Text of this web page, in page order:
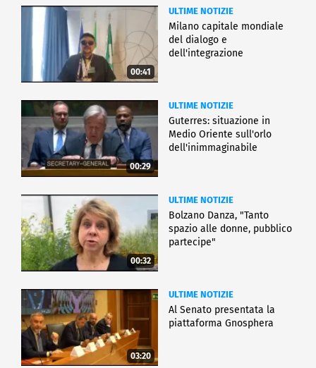
00:41
ULTIME NOTIZIE
Milano capitale mondiale
del dialogo e
dell'integrazione
00:29
ULTIME NOTIZIE
Guterres: situazione in
Medio Oriente sull'orlo
dell'inimmaginabile
00:32
ULTIME NOTIZIE
Bolzano Danza, "Tanto
spazio alle donne, pubblico
partecipe"
03:20
ULTIME NOTIZIE
Al Senato presentata la
piattaforma Gnosphera